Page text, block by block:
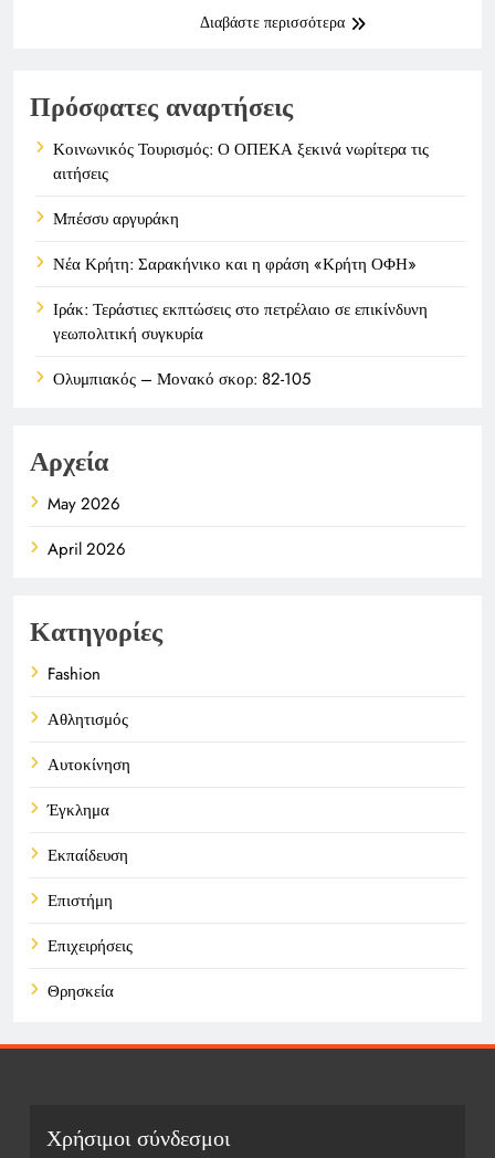
Διαβάστε περισσότερα
Πρόσφατες αναρτήσεις
Κοινωνικός Τουρισμός: Ο ΟΠΕΚΑ ξεκινά νωρίτερα τις
αιτήσεις
Μπέσσυ αργυράκη
Νέα Κρήτη: Σαρακήνικο και η φράση «Κρήτη ΟΦΗ»
Ιράκ: Τεράστιες εκπτώσεις στο πετρέλαιο σε επικίνδυνη
γεωπολιτική συγκυρία
Ολυμπιακός – Μονακό σκορ: 82-105
Αρχεία
May 2026
April 2026
Κατηγορίες
Fashion
Αθλητισμός
Αυτοκίνηση
Έγκλημα
Εκπαίδευση
Επιστήμη
Επιχειρήσεις
Θρησκεία
Πολιτική
Χρήσιμοι σύνδεσμοι